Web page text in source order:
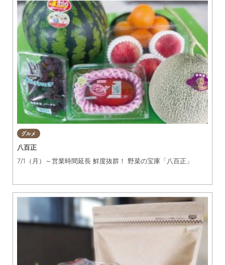
グルメ
八百正
7/1（月）～営業時間延長 鮮度抜群！ 野菜の宝庫「八百正」